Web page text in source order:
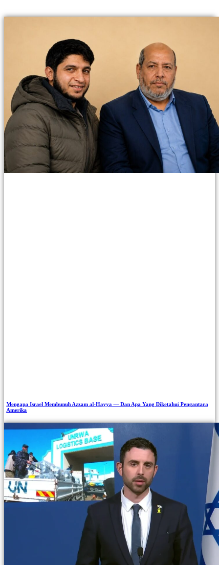
Mengapa Israel Membunuh Azzam al-Hayya — Dan Apa Yang Diketahui Pengantara
Amerika